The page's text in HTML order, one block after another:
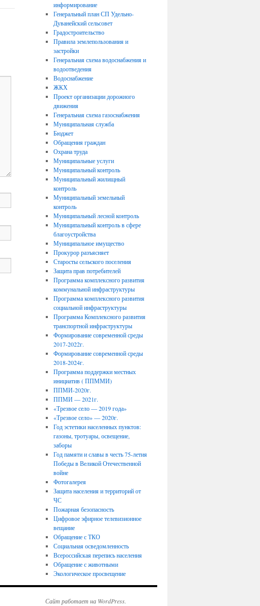
информирование
Генеральный план СП Удельно-
Дуванейский сельсовет
Градостроительство
Правила землепользования и
застройки
Генеральная схема водоснабжения и
водоотведения
Водоснабжение
ЖКХ
Проект организации дорожного
движения
Генеральная схема газоснабжения
Муниципальная служба
Бюджет
Обращения граждан
Охрана труда
Муниципальные услуги
Муниципальный контроль
Муниципальный жилищный
контроль
Муниципальный земельный
контроль
Муниципальный лесной контроль
Муниципальный контроль в сфере
благоустройства
Муниципальное имущество
Прокурор разъясняет
Старосты сельского поселения
Защита прав потребителей
Программа комплексного развития
коммунальной инфраструктуры
Программа комплексного развития
социальной инфраструктуры
Программа Комплексного развития
транспортной инфраструктуры
Формирование современной среды
2017-2022г.
Формирование современной среды
2018-2024г.
Программа поддержки местных
инициатив ( ППММИ)
ППМИ-2020г.
ППМИ — 2021г.
«Трезвое село — 2019 года»
«Трезвое село» — 2020г.
Год эстетики населенных пунктов:
газоны, тротуары, освещение,
заборы
Год памяти и славы в честь 75-летия
Победы в Великой Отечественной
войне
Фотогалерея
Защита населения и территорий от
ЧС
Пожарная безопасность
Цифровое эфирное телевизионное
вещание
Обращение с ТКО
Социальная осведомленность
Всероссийская перепись населения
Обращение с животными
Экологическое просвещение
Сайт работает на WordPress.